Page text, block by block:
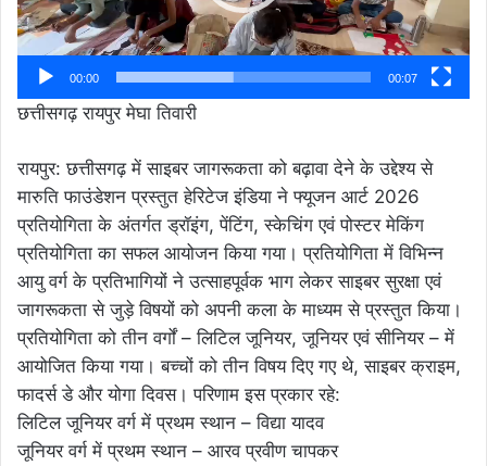
00:00 00:07
छत्तीसगढ़ रायपुर मेघा तिवारी
रायपुर: छत्तीसगढ़ में साइबर जागरूकता को बढ़ावा देने के उद्देश्य से
मारुति फाउंडेशन प्रस्तुत हेरिटेज इंडिया ने फ्यूजन आर्ट 2026
प्रतियोगिता के अंतर्गत ड्रॉइंग, पेंटिंग, स्केचिंग एवं पोस्टर मेकिंग
प्रतियोगिता का सफल आयोजन किया गया। प्रतियोगिता में विभिन्न
आयु वर्ग के प्रतिभागियों ने उत्साहपूर्वक भाग लेकर साइबर सुरक्षा एवं
जागरूकता से जुड़े विषयों को अपनी कला के माध्यम से प्रस्तुत किया।
प्रतियोगिता को तीन वर्गों – लिटिल जूनियर, जूनियर एवं सीनियर – में
आयोजित किया गया। बच्चों को तीन विषय दिए गए थे, साइबर क्राइम,
फादर्स डे और योगा दिवस। परिणाम इस प्रकार रहे:
लिटिल जूनियर वर्ग में प्रथम स्थान – विद्या यादव
जूनियर वर्ग में प्रथम स्थान – आरव प्रवीण चापकर